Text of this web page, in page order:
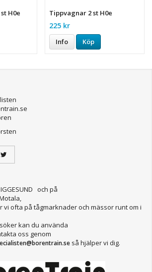
H0e Tippvagnar 2 st H0e
225 kr
Info Köp
och på
vi ofta på tågmarknader och mässor runt om i
kan du använda
oss genom
så hjälper vi dig.